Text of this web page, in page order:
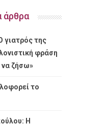
άρθρα
γιατρός της
φράση
ζήσω»
το
Η